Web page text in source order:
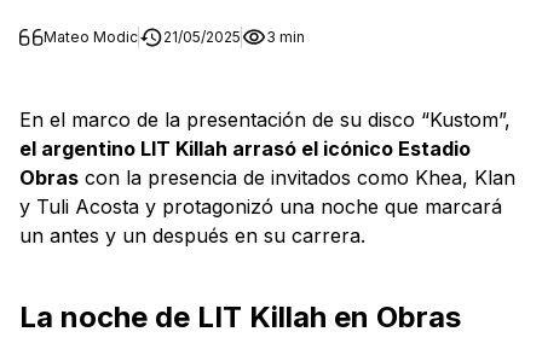
Mateo Modic 21/05/2025 3 min
En el marco de la presentación de su disco “Kustom”,
el argentino LIT Killah arrasó el icónico Estadio
Obras con la presencia de invitados como Khea, Klan
y Tuli Acosta y protagonizó una noche que marcará
un antes y un después en su carrera.
La noche de LIT Killah en Obras